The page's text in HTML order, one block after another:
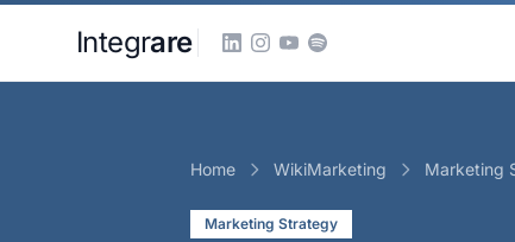
Integrare
Home WikiMarketing Marketing
Marketing Strategy